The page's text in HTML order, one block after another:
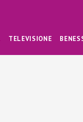
TELEVISIONE